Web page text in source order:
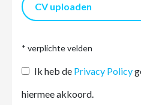
CV uploaden
* verplichte velden
Ik heb de Privacy Policy
hiermee akkoord.